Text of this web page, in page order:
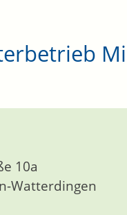
10a
Watterdingen